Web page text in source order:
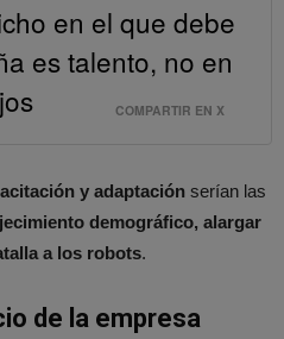
en el que debe
es talento, no en
COMPARTIR EN X
y adaptación serían las
demográfico, alargar
a los robots.
de la empresa